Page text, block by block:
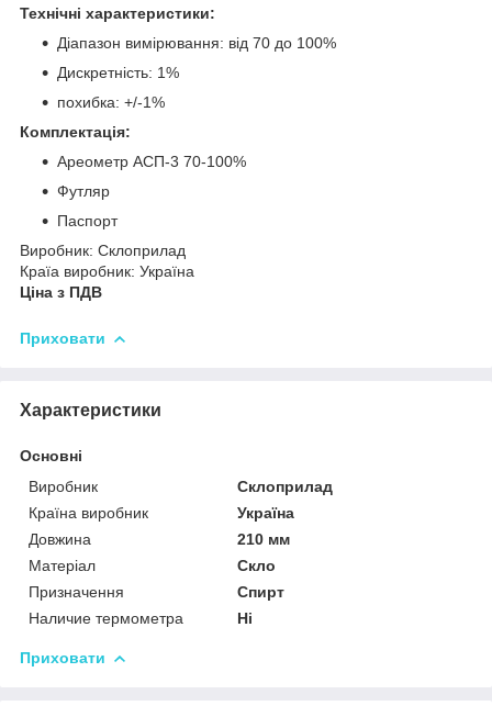
Технічні характеристики:
Діапазон вимірювання: від 70 до 100%
Дискретність: 1%
похибка: +/-1%
Комплектація:
Ареометр АСП-3 70-100%
Футляр
Паспорт
Виробник: Склоприлад
Країа виробник: Україна
Ціна з ПДВ
Приховати
Характеристики
Основні
Виробник
Склоприлад
Країна виробник
Україна
Довжина
210 мм
Матеріал
Скло
Призначення
Спирт
Наличие термометра
Ні
Приховати